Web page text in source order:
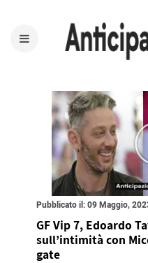
Pubblicato il: 09 Maggio,
GF Vip 7, Edoardo
sull’intimità con
gate